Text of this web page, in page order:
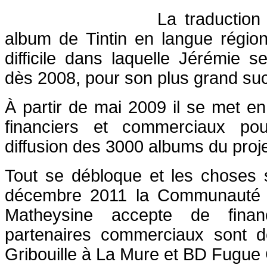
La
album de Tintin en langue
difficile dans laquelle Jérémie
dès 2008, pour son plus grand
À partir de mai 2009 il se met
financiers et commerciaux
diffusion des 3000 albums du
Tout se débloque et les choses
décembre 2011 la
Matheysine accepte de
partenaires commerciaux sont
Gribouille à La Mure et BD